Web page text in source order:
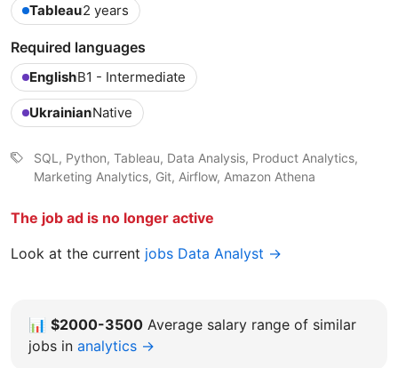
Tableau2 years
Required languages
EnglishB1 - Intermediate
UkrainianNative
SQL, Python, Tableau, Data Analysis, Product Analytics,
Marketing Analytics, Git, Airflow, Amazon Athena
The job ad is no longer active
Look at the current jobs Data Analyst →
📊 $2000-3500 Average salary range of similar
jobs in analytics →